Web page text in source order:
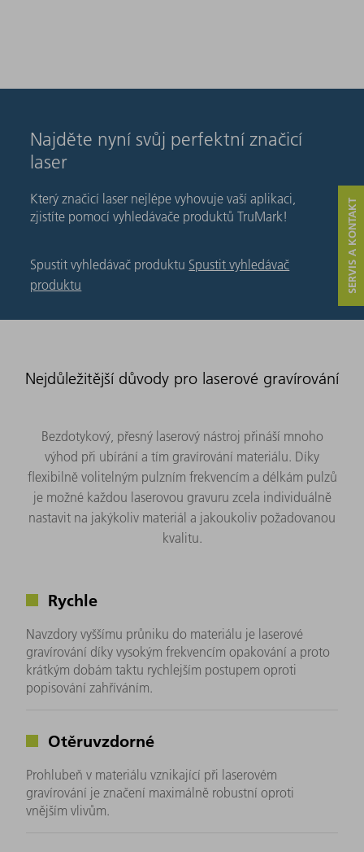
Najděte nyní svůj perfektní značicí
laser
Který značicí laser nejlépe vyhovuje vaší aplikaci,
zjistíte pomocí vyhledávače produktů TruMark!
Spustit vyhledávač produktu Spustit vyhledávač
produktu
Nejdůležitější důvody pro laserové gravírování
Bezdotykový, přesný laserový nástroj přináší mnoho
výhod při ubírání a tím gravírování materiálu. Díky
flexibilně volitelným pulzním frekvencím a délkám pulzů
je možné každou laserovou gravuru zcela individuálně
nastavit na jakýkoliv materiál a jakoukoliv požadovanou
kvalitu.
Rychle
Navzdory vyššímu průniku do materiálu je laserové
gravírování díky vysokým frekvencím opakování a proto
krátkým dobám taktu rychlejším postupem oproti
popisování zahříváním.
Otěruvzdorné
Prohlubeň v materiálu vznikající při laserovém
gravírování je značení maximálně robustní oproti
vnějším vlivům.
SERVIS A KONTAKT